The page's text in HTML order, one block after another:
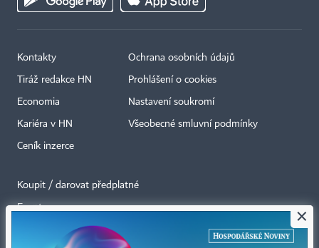
Kontakty
Tiráž redakce HN
Economia
Kariéra v HN
Ceník inzerce
Ochrana osobních údajů
Prohlášení o cookies
Nastavení soukromí
Všeobecné smluvní podmínky
Koupit / darovat předplatné
Eventy ×